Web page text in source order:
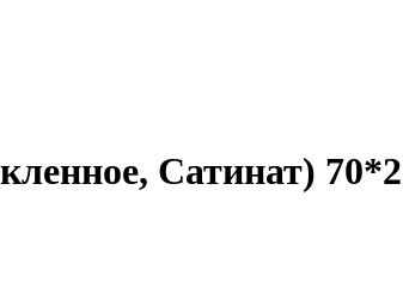
Сатинат)